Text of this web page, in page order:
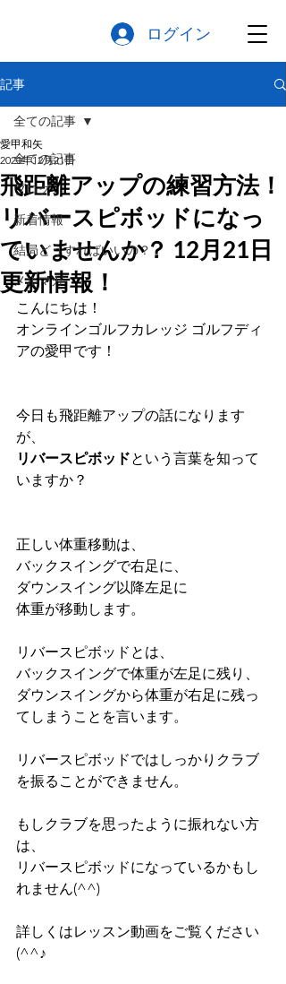
ログイン
記事
全ての記事
ブログ
新着情報
結局どうすればいいの？
メルマガ
全ての記事
飛距離アップの練習方法！
リバースピボッドになっ
ていませんか？ 12月21日
更新情報！
愛甲和矢
2020年12月21日
こんにちは！
オンラインゴルフカレッジ ゴルフディ
アの愛甲です！
今日も飛距離アップの話になります
が、
リバースピボッドという言葉を知って
いますか？
正しい体重移動は、
バックスイングで右足に、
ダウンスイング以降左足に
体重が移動します。
リバースピボッドとは、
バックスイングで体重が左足に残り、
ダウンスイングから体重が右足に残っ
てしまうことを言います。
リバースピボッドではしっかりクラブ
を振ることができません。
もしクラブを思ったように振れない方
は、
リバースピボッドになっているかもし
れません(^^)
​詳しくはレッスン動画をご覧ください
(^^♪